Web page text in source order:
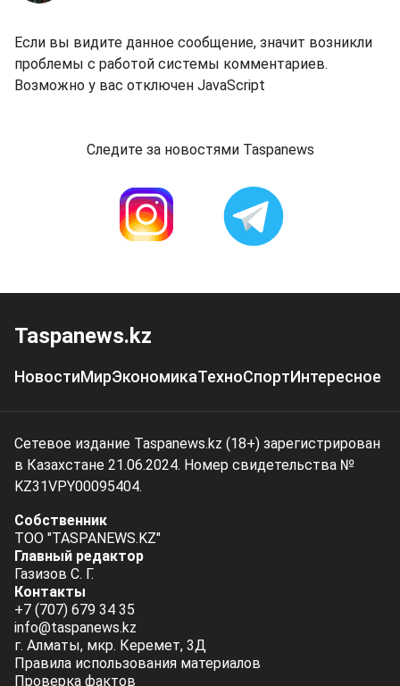
Если вы видите данное сообщение, значит возникли
проблемы с работой системы комментариев.
Возможно у вас отключен JavaScript
Следите за новостями Taspanews
Taspanews.kz
НовостиМирЭкономикаТехноСпортИнтересное
Сетевое издание Taspanews.kz (18+) зарегистрирован
в Казахстане 21.06.2024. Номер свидетельства №
KZ31VPY00095404.
Собственник
ТОО "TASPANEWS.KZ"
Главный редактор
Газизов С. Г.
Контакты
+7 (707) 679 34 35
info@taspanews.kz
г. Алматы, мкр. Керемет, 3Д
Правила использования материалов
Проверка фактов